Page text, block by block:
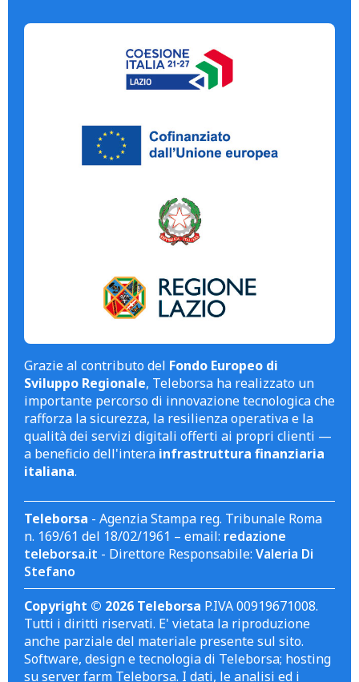
Grazie al contributo del Fondo Europeo di
Sviluppo Regionale, Teleborsa ha realizzato un
importante percorso di innovazione tecnologica che
rafforza la sicurezza, la resilienza operativa e la
qualità dei servizi digitali offerti ai propri clienti —
a beneficio dell'intera infrastruttura finanziaria
italiana.
Teleborsa - Agenzia Stampa reg. Tribunale Roma
n. 169/61 del 18/02/1961 – email: redazione
teleborsa.it - Direttore Responsabile: Valeria Di
Stefano
Copyright © 2026 Teleborsa P.IVA 00919671008.
Tutti i diritti riservati. E' vietata la riproduzione
anche parziale del materiale presente sul sito.
Software, design e tecnologia di Teleborsa; hosting
su server farm Teleborsa. I dati, le analisi ed i